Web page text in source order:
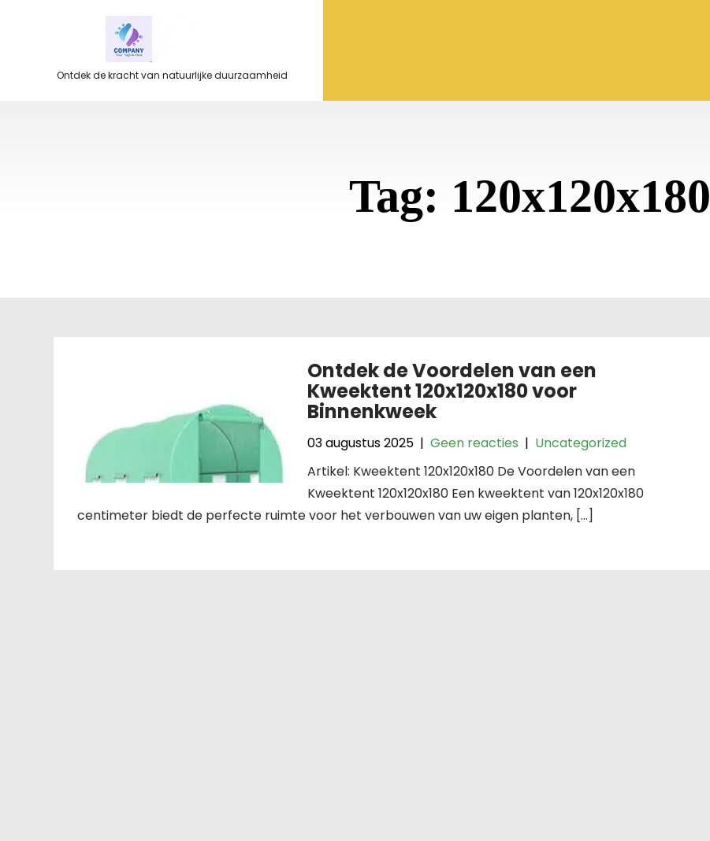
Ontdek de kracht van natuurlijke duurzaamheid
Tag: 120x120x180
Ontdek de Voordelen van een
Kweektent 120x120x180 voor
Binnenkweek
03 augustus 2025 |Geen reacties | Uncategorized
Artikel: Kweektent 120x120x180 De Voordelen van een
Kweektent 120x120x180 Een kweektent van 120x120x180
centimeter biedt de perfecte ruimte voor het verbouwen van uw eigen planten, […]